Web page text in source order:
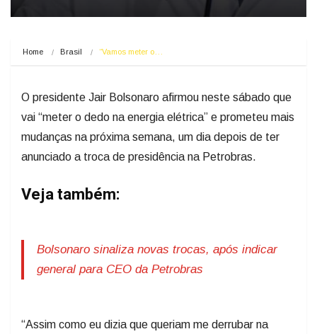
Home Brasil “Vamos meter o…
O presidente Jair Bolsonaro afirmou neste sábado que
vai “meter o dedo na energia elétrica” e prometeu mais
mudanças na próxima semana, um dia depois de ter
anunciado a troca de presidência na Petrobras.
Veja também:
Bolsonaro sinaliza novas trocas, após indicar
general para CEO da Petrobras
“Assim como eu dizia que queriam me derrubar na